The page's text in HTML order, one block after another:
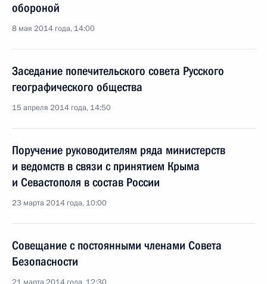
обороной
8 мая 2014 года, 14:00
Заседание попечительского совета Русского
географического общества
15 апреля 2014 года, 14:50
Поручение руководителям ряда министерств
и ведомств в связи с принятием Крыма
и Севастополя в состав России
23 марта 2014 года, 10:00
Совещание с постоянными членами Совета
Безопасности